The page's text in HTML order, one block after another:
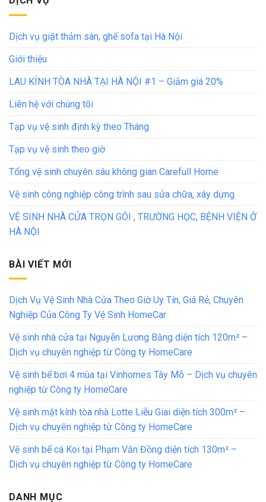
Dịch vụ giặt thảm sàn, ghế sofa tại Hà Nội
Giới thiệu
LAU KÍNH TÒA NHÀ TẠI HÀ NỘI #1 – Giảm giá 20%
Liên hệ với chúng tôi
Tạp vụ vệ sinh định kỳ theo Tháng
Tạp vụ vệ sinh theo giờ
Tổng vệ sinh chuyên sâu không gian Carefull Home
Vệ sinh công nghiệp công trình sau sửa chữa, xây dựng
VỆ SINH NHÀ CỬA TRỌN GÓI , TRƯỜNG HỌC, BỆNH VIỆN Ở
HÀ NỘI
BÀI VIẾT MỚI
Dịch Vụ Vệ Sinh Nhà Cửa Theo Giờ Uy Tín, Giá Rẻ, Chuyên
Nghiệp Của Công Ty Vệ Sinh HomeCar
Vệ sinh nhà cửa tại Nguyễn Lương Bằng diện tích 120m² –
Dịch vụ chuyên nghiệp từ Công ty HomeCare
Vệ sinh bể bơi 4 mùa tại Vinhomes Tây Mỗ – Dịch vụ chuyên
nghiệp từ Công ty HomeCare
Vệ sinh mặt kính tòa nhà Lotte Liễu Giai diện tích 300m² –
Dịch vụ chuyên nghiệp từ Công ty HomeCare
Vệ sinh bể cá Koi tại Phạm Văn Đồng diện tích 130m² –
Dịch vụ chuyên nghiệp từ Công ty HomeCare
DANH MỤC